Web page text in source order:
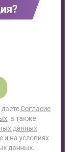
Согласие
, а также
данных
и на условиях
данных.